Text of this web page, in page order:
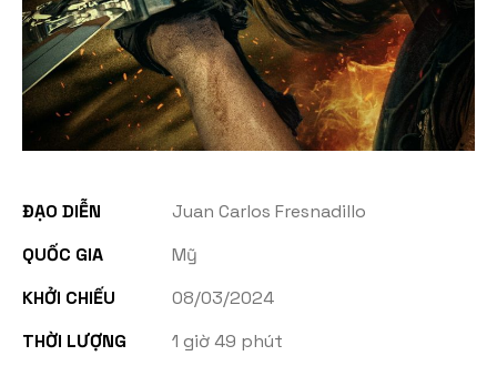
ĐẠO DIỄN
Juan Carlos Fresnadillo
QUỐC GIA
Mỹ
KHỞI CHIẾU
08/03/2024
THỜI LƯỢNG
1 giờ 49 phút